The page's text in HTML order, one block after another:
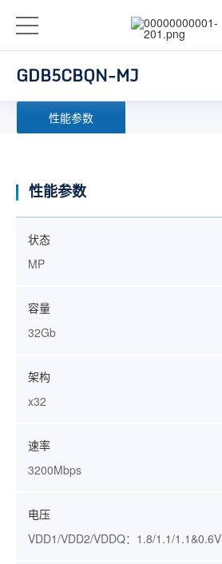
GDB5CBQN-MJ
性能参数
性能参数
状态
MP
容量
32Gb
架构
x32
速率
3200Mbps
电压
VDD1/VDD2/VDDQ：1.8/1.1/1.1&0.6V